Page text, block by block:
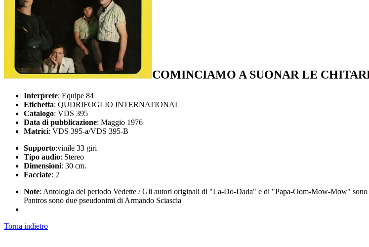
COMINCIAMO A SUONAR LE
Interprete: Equipe 84
Etichetta: QUDRIFOGLIO INTERNATIONAL
Catalogo: VDS 395
Data di pubblicazione: Maggio 1976
Matrici: VDS 395-a/VDS 395-B
Supporto:vinile 33 giri
Tipo audio: Stereo
Dimensioni: 30 cm.
Facciate: 2
Note: Antologia del periodo Vedette / Gli autori originali di "La-Do-Dada" e di "Papa-Oom-Mow-Mow" sono
Pantros sono due pseudonimi di Armando Sciascia
Torna indietro